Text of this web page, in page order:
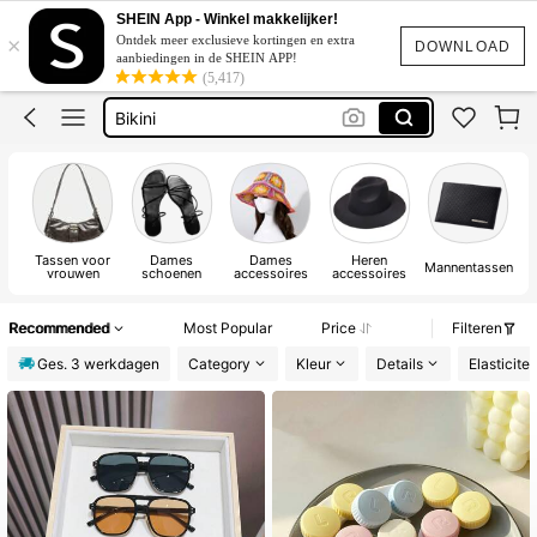
DOWNLOAD
×
SHEIN App - Winkel makkelijker!
Ontdek meer exclusieve kortingen en extra
aanbiedingen in de SHEIN APP!
(5,417)
Katoen
Squishy
Bikini
Trouwjurk
Katoen
Tassen voor
vrouwen
Dames
schoenen
Dames
accessoires
Heren
accessoires Mannentassen
Recommended Most Popular Price
Filteren
Ges. 3 werkdagen
Category Kleur Details